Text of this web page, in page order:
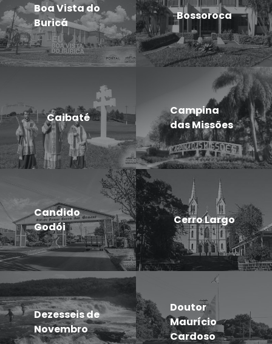
Boa Vista do
Buricá
Bossoroca
Caibaté
Campina
das Missões
Candido
Godói
Cerro Largo
Dezesseis de
Novembro
Doutor
Maurício
Cardoso